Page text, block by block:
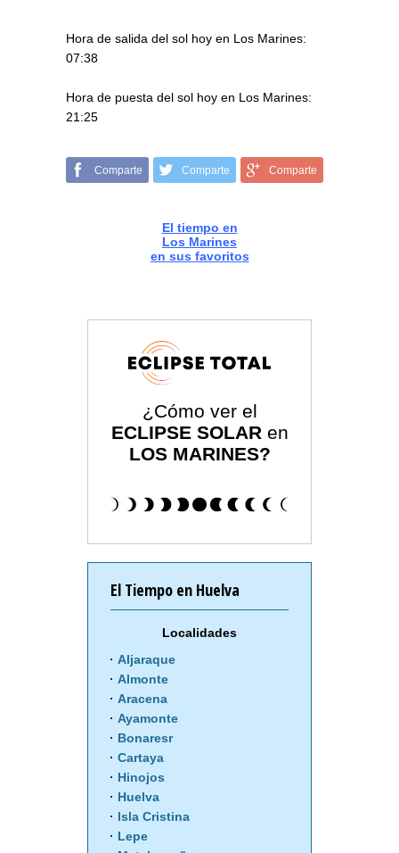
Hora de salida del sol hoy en Los Marines:
07:38
Hora de puesta del sol hoy en Los Marines:
21:25
Comparte Comparte Comparte
El tiempo en
Los Marines
en sus favoritos
¿Cómo ver el
ECLIPSE SOLAR en
LOS MARINES?
El Tiempo en Huelva
Localidades
Aljaraque
Almonte
Aracena
Ayamonte
Bonaresr
Cartaya
Hinojos
Huelva
Isla Cristina
Lepe